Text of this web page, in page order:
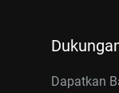
Dapatkan